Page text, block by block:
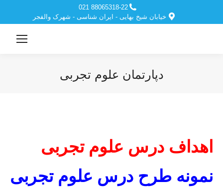
88065318-22 021
خیابان شیخ بهایی - ایران شناسی - شهرک والفجر
دپارتمان علوم تجربی
اهداف درس علوم تجربی
نمونه طرح درس علوم تجربی